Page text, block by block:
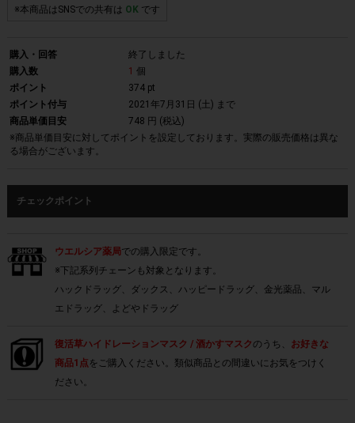
※本商品はSNSでの共有は OKです
購入・回答
終了しました
購入数
1 個
ポイント
374 pt
ポイント付与
2021年7月31日 (土) まで
商品単価目安
748 円 (税込)
※商品単価目安に対してポイントを設定しております。実際の販売価格は異な
る場合がございます。
チェックポイント
ウエルシア薬局での購入限定です。
※下記系列チェーンも対象となります。
ハックドラッグ、ダックス、ハッピードラッグ、金光薬品、マル
エドラッグ、よどやドラッグ
復活草ハイドレーションマスク / 酒かすマスクのうち、 お好きな
商品1点 をご購入ください。類似商品との間違いにお気をつけく
ださい。